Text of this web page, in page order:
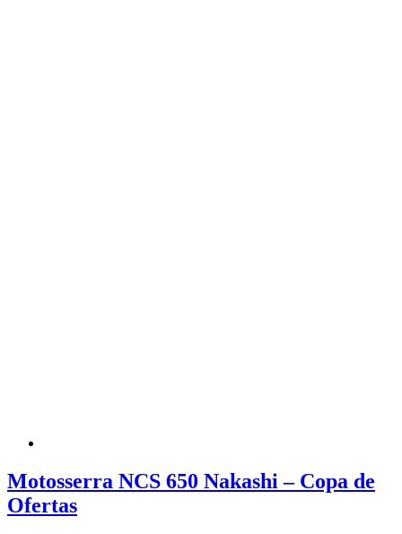
Motosserra NCS 650 Nakashi – Copa de
Ofertas